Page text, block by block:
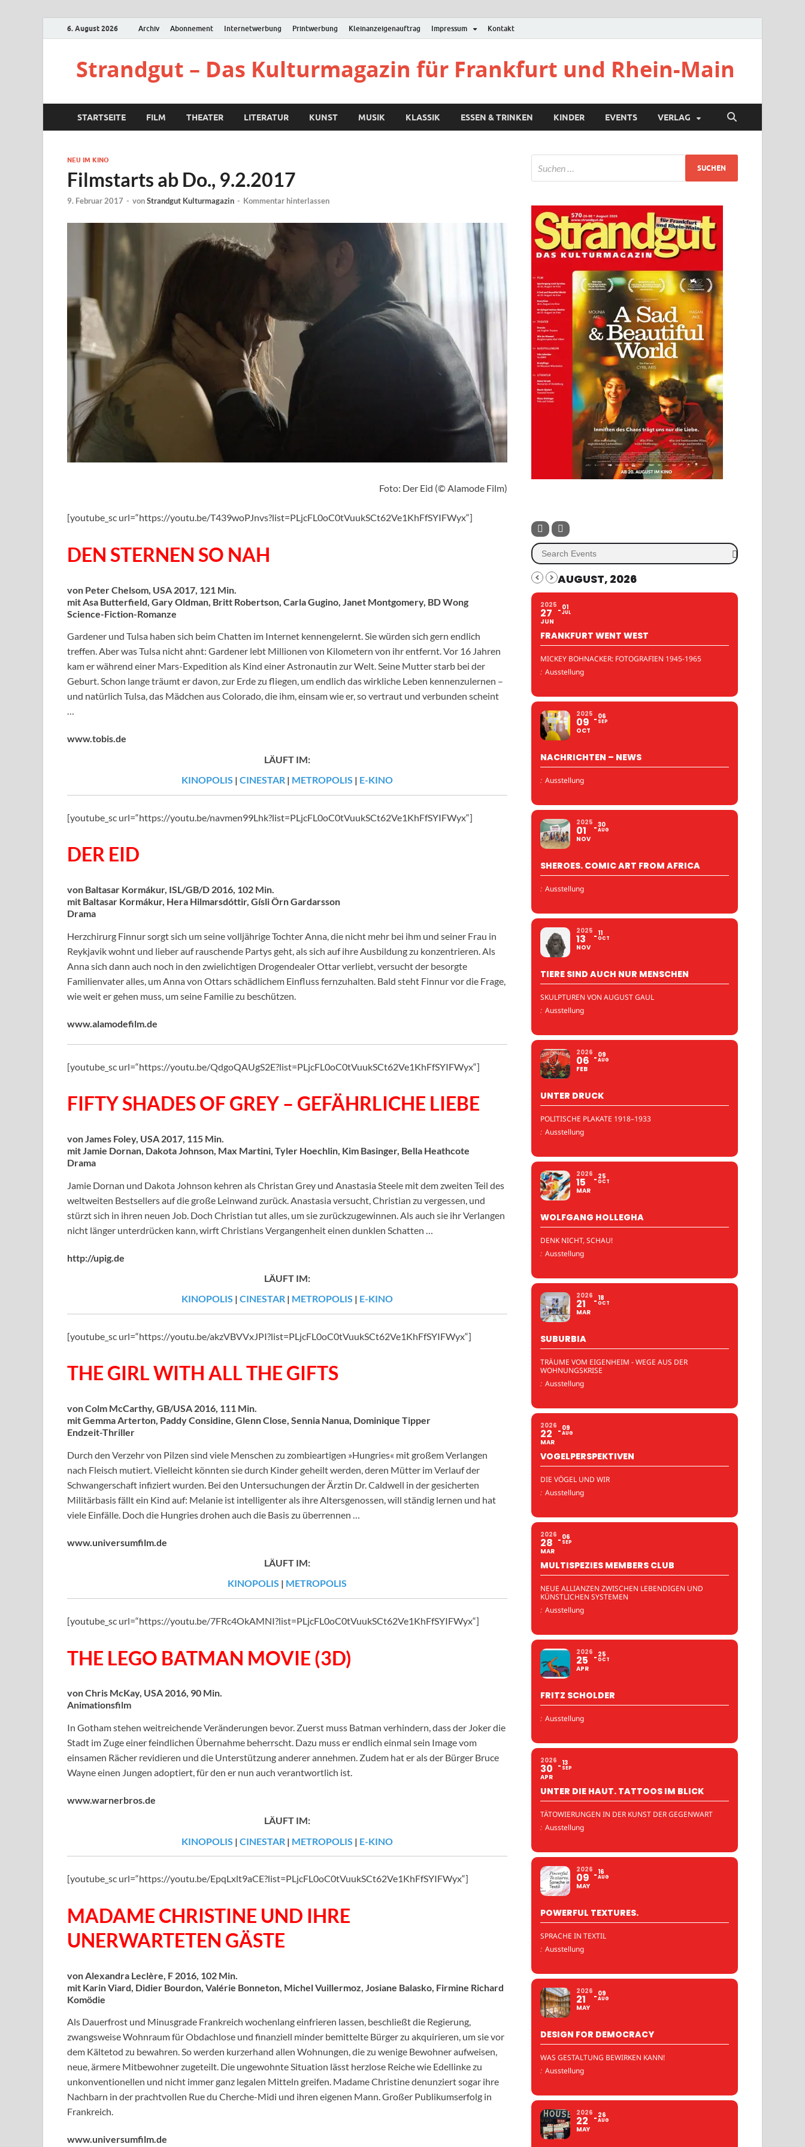
6. August 2026 Archiv Abonnement Internetwerbung Printwerbung Kleinanzeigenauftrag Impressum Kontakt
Strandgut – Das Kulturmagazin für Frankfurt und Rhein-Main
STARTSEITE FILM THEATER LITERATUR KUNST MUSIK KLASSIK ESSEN & TRINKEN KINDER EVENTS VERLAG
NEU IM KINO
Filmstarts ab Do., 9.2.2017
9. Februar 2017 - vonStrandgut Kulturmagazin - Kommentar hinterlassen
Foto: Der Eid (© Alamode Film)
[youtube_sc url=“https://youtu.be/T439woPJnvs?list=PLjcFL0oC0tVuukSCt62Ve1KhFfSYIFWyx“]
DEN STERNEN SO NAH
von Peter Chelsom, USA 2017, 121 Min.
mit Asa Butterfield, Gary Oldman, Britt Robertson, Carla Gugino, Janet Montgomery, BD Wong
Science-Fiction-Romanze
Gardener und Tulsa haben sich beim Chatten im Internet kennengelernt. Sie würden sich gern endlich
treffen. Aber was Tulsa nicht ahnt: Gardener lebt Millionen von Kilometern von ihr entfernt. Vor 16 Jahren
kam er während einer Mars-Expedition als Kind einer Astronautin zur Welt. Seine Mutter starb bei der
Geburt. Schon lange träumt er davon, zur Erde zu fliegen, um endlich das wirkliche Leben kennenzulernen –
und natürlich Tulsa, das Mädchen aus Colorado, die ihm, einsam wie er, so vertraut und verbunden scheint
…
www.tobis.de
LÄUFT IM:
KINOPOLIS | CINESTAR | METROPOLIS | E-KINO
[youtube_sc url=“https://youtu.be/navmen99Lhk?list=PLjcFL0oC0tVuukSCt62Ve1KhFfSYIFWyx“]
DER EID
von Baltasar Kormákur, ISL/GB/D 2016, 102 Min.
mit Baltasar Kormákur, Hera Hilmarsdóttir, Gísli Örn Gardarsson
Drama
Herzchirurg Finnur sorgt sich um seine volljährige Tochter Anna, die nicht mehr bei ihm und seiner Frau in
Reykjavik wohnt und lieber auf rauschende Partys geht, als sich auf ihre Ausbildung zu konzentrieren. Als
Anna sich dann auch noch in den zwielichtigen Drogendealer Ottar verliebt, versucht der besorgte
Familienvater alles, um Anna von Ottars schädlichem Einfluss fernzuhalten. Bald steht Finnur vor die Frage,
wie weit er gehen muss, um seine Familie zu beschützen.
www.alamodefilm.de
[youtube_sc url=“https://youtu.be/QdgoQAUgS2E?list=PLjcFL0oC0tVuukSCt62Ve1KhFfSYIFWyx“]
FIFTY SHADES OF GREY – GEFÄHRLICHE LIEBE
von James Foley, USA 2017, 115 Min.
mit Jamie Dornan, Dakota Johnson, Max Martini, Tyler Hoechlin, Kim Basinger, Bella Heathcote
Drama
Jamie Dornan und Dakota Johnson kehren als Christan Grey und Anastasia Steele mit dem zweiten Teil des
weltweiten Bestsellers auf die große Leinwand zurück. Anastasia versucht, Christian zu vergessen, und
stürzt sich in ihren neuen Job. Doch Christian tut alles, um sie zurückzugewinnen. Als auch sie ihr Verlangen
nicht länger unterdrücken kann, wirft Christians Vergangenheit einen dunklen Schatten …
http://upig.de
LÄUFT IM:
KINOPOLIS | CINESTAR | METROPOLIS | E-KINO
[youtube_sc url=“https://youtu.be/akzVBVVxJPI?list=PLjcFL0oC0tVuukSCt62Ve1KhFfSYIFWyx“]
THE GIRL WITH ALL THE GIFTS
von Colm McCarthy, GB/USA 2016, 111 Min.
mit Gemma Arterton, Paddy Considine, Glenn Close, Sennia Nanua, Dominique Tipper
Endzeit-Thriller
Durch den Verzehr von Pilzen sind viele Menschen zu zombieartigen »Hungries« mit großem Verlangen
nach Fleisch mutiert. Vielleicht könnten sie durch Kinder geheilt werden, deren Mütter im Verlauf der
Schwangerschaft infiziert wurden. Bei den Untersuchungen der Ärztin Dr. Caldwell in der gesicherten
Militärbasis fällt ein Kind auf: Melanie ist intelligenter als ihre Altersgenossen, will ständig lernen und hat
viele Einfälle. Doch die Hungries drohen auch die Basis zu überrennen …
www.universumfilm.de
LÄUFT IM:
KINOPOLIS | METROPOLIS
[youtube_sc url=“https://youtu.be/7FRc4OkAMNI?list=PLjcFL0oC0tVuukSCt62Ve1KhFfSYIFWyx“]
THE LEGO BATMAN MOVIE (3D)
von Chris McKay, USA 2016, 90 Min.
Animationsfilm
In Gotham stehen weitreichende Veränderungen bevor. Zuerst muss Batman verhindern, dass der Joker die
Stadt im Zuge einer feindlichen Übernahme beherrscht. Dazu muss er endlich einmal sein Image vom
einsamen Rächer revidieren und die Unterstützung anderer annehmen. Zudem hat er als der Bürger Bruce
Wayne einen Jungen adoptiert, für den er nun auch verantwortlich ist.
www.warnerbros.de
LÄUFT IM:
KINOPOLIS | CINESTAR | METROPOLIS | E-KINO
[youtube_sc url=“https://youtu.be/EpqLxlt9aCE?list=PLjcFL0oC0tVuukSCt62Ve1KhFfSYIFWyx“]
MADAME CHRISTINE UND IHRE
UNERWARTETEN GÄSTE
von Alexandra Leclère, F 2016, 102 Min.
mit Karin Viard, Didier Bourdon, Valérie Bonneton, Michel Vuillermoz, Josiane Balasko, Firmine Richard
Komödie
Als Dauerfrost und Minusgrade Frankreich wochenlang einfrieren lassen, beschließt die Regierung,
zwangsweise Wohnraum für Obdachlose und finanziell minder bemittelte Bürger zu akquirieren, um sie vor
dem Kältetod zu bewahren. So werden kurzerhand allen Wohnungen, die zu wenige Bewohner aufweisen,
neue, ärmere Mitbewohner zugeteilt. Die ungewohnte Situation lässt herzlose Reiche wie Edellinke zu
unkonventionellen und nicht immer ganz legalen Mitteln greifen. Madame Christine denunziert sogar ihre
Nachbarn in der prachtvollen Rue du Cherche-Midi und ihren eigenen Mann. Großer Publikumserfolg in
Frankreich.
www.universumfilm.de
AUGUST, 2026
2025
27
JUN
01
JUL
FRANKFURT WENT WEST
MICKEY BOHNACKER: FOTOGRAFIEN 1945-1965
: Ausstellung
2025
09
OCT
06
SEP
NACHRICHTEN – NEWS
: Ausstellung
2025
01
NOV
30
AUG
SHEROES. COMIC ART FROM AFRICA
: Ausstellung
2025
13
NOV
11
OCT
TIERE SIND AUCH NUR MENSCHEN
SKULPTUREN VON AUGUST GAUL
: Ausstellung
2026
06
FEB
09
AUG
UNTER DRUCK
POLITISCHE PLAKATE 1918–1933
: Ausstellung
2026
15
MAR
25
OCT
WOLFGANG HOLLEGHA
DENK NICHT, SCHAU!
: Ausstellung
2026
21
MAR
18
OCT
SUBURBIA
TRÄUME VOM EIGENHEIM - WEGE AUS DER
WOHNUNGSKRISE
: Ausstellung
2026
22
MAR
09
AUG
VOGELPERSPEKTIVEN
DIE VÖGEL UND WIR
: Ausstellung
2026
28
MAR
06
SEP
MULTISPEZIES MEMBERS CLUB
NEUE ALLIANZEN ZWISCHEN LEBENDIGEN UND
KÜNSTLICHEN SYSTEMEN
: Ausstellung
2026
25
APR
25
OCT
FRITZ SCHOLDER
: Ausstellung
2026
30
APR
13
SEP
UNTER DIE HAUT. TATTOOS IM BLICK
TÄTOWIERUNGEN IN DER KUNST DER GEGENWART
: Ausstellung
2026
09
MAY
16
AUG
POWERFUL TEXTURES.
SPRACHE IN TEXTIL
: Ausstellung
2026
21
MAY
09
AUG
DESIGN FOR DEMOCRACY
WAS GESTALTUNG BEWIRKEN KANN!
: Ausstellung
2026
22
MAY
26
AUG